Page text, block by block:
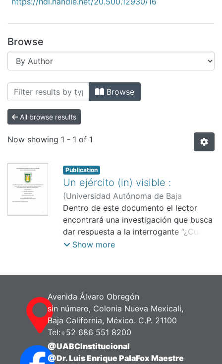
Browse
Browsing Tesis de Licenciatura
Browse
All browse results
Now showing 1 - 1 of 1
Publication
Un ejército (in) visible :
(Universidad Autónoma de Baja
California. Facultad de Ciencias
Humanas., 2020)Armenta Álvarez,
Carlos Edén;Rivera García, Oscar
Bernardo
Dentro de este documento el lector
encontrará una investigación que busca
dar respuesta a la interrogante “¿Cuáles
son los sentidos y significados que los
Show more
Avenida Álvaro Obregón
sin número, Colonia Nueva Mexicali,
Baja California, México. C.P. 21100
Tel:+52 686 551 8200
@UABCInstitucional
@Dr. Luis Enrique PalaFox Maestre